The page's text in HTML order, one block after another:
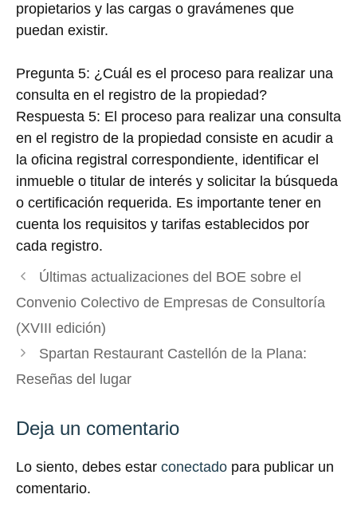
propietarios y las cargas o gravámenes que
puedan existir.
Pregunta 5: ¿Cuál es el proceso para realizar una
consulta en el registro de la propiedad?
Respuesta 5: El proceso para realizar una consulta
en el registro de la propiedad consiste en acudir a
la oficina registral correspondiente, identificar el
inmueble o titular de interés y solicitar la búsqueda
o certificación requerida. Es importante tener en
cuenta los requisitos y tarifas establecidos por
cada registro.
Últimas actualizaciones del BOE sobre el
Convenio Colectivo de Empresas de Consultoría
(XVIII edición)
Spartan Restaurant Castellón de la Plana:
Reseñas del lugar
Deja un comentario
Lo siento, debes estar conectado para publicar un
comentario.